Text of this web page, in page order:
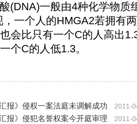
一般由4种化学物质
一个人的HMGA2若拥有
会比只有一个C的人高出
个C的人低1.3。
报》侵权一案法庭未调解成功
2011-
报》侵犯名誉权案今开庭审理 2011-